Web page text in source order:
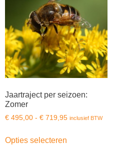
Jaartraject per seizoen:
Zomer
€ 495,00 - € 719,95 inclusief BTW
Opties selecteren